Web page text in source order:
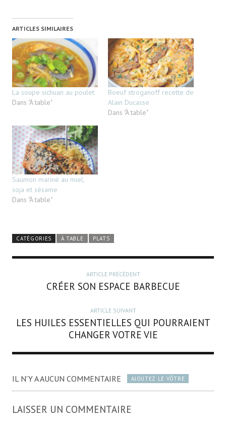
ARTICLES SIMILAIRES
La soupe sichuan au poulet
Dans "À table"
Boeuf stroganoff recette de
Alain Ducasse
Dans "À table"
Saumon mariné au miel,
soja et sésame
Dans "À table"
CATÉGORIES À TABLE PLATS
ARTICLE PRÉCÉDENT
CRÉER SON ESPACE BARBECUE
ARTICLE SUIVANT
LES HUILES ESSENTIELLES QUI POURRAIENT
CHANGER VOTRE VIE
IL N'Y A AUCUN COMMENTAIRE AJOUTEZ LE VÔTRE
LAISSER UN COMMENTAIRE